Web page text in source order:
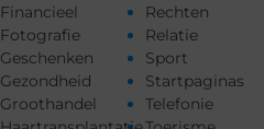
Financieel
Fotografie
Geschenken
Gezondheid
Groothandel
Rechten
Relatie
Sport
Startpaginas
Telefonie